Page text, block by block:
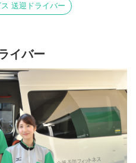
送迎ドライバー
イバー